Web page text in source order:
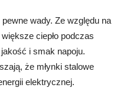
wady. Ze względu na
ciepło podczas
i smak napoju.
że młynki stalowe
elektrycznej.